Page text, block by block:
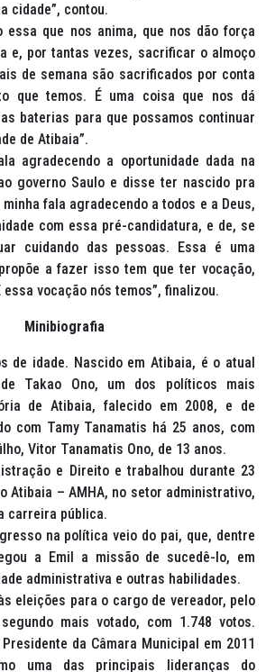
cidade”, contou.
essa que nos anima, que nos dão força
e, por tantas vezes, sacrificar o almoço
de semana são sacrificados por conta
que temos. É uma coisa que nos dá
baterias para que possamos continuar
de Atibaia”.
agradecendo a oportunidade dada na
governo Saulo e disse ter nascido pra
fala agradecendo a todos e a Deus,
com essa pré-candidatura, e de, se
cuidando das pessoas. Essa é uma
a fazer isso tem que ter vocação,
essa vocação nós temos”, finalizou.
Minibiografia
de idade. Nascido em Atibaia, é o atual
Takao Ono, um dos políticos mais
de Atibaia, falecido em 2008, e de
com Tamy Tanamatis há 25 anos, com
Vitor Tanamatis Ono, de 13 anos.
e Direito e trabalhou durante 23
Atibaia – AMHA, no setor administrativo,
carreira pública.
na política veio do pai, que, dentre
a Emil a missão de sucedê-lo, em
administrativa e outras habilidades.
eleições para o cargo de vereador, pelo
mais votado, com 1.748 votos.
da Câmara Municipal em 2011
uma das principais lideranças do